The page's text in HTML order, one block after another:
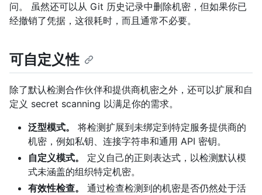
问。 虽然还可以从 Git 历史记录中删除机密，但如果你已
经撤销了凭据，这很耗时，而且通常不必要。
可自定义性
除了默认检测合作伙伴和提供商机密之外，还可以扩展和自
定义 secret scanning 以满足你的需求。
泛型模式。
将检测扩展到未绑定到特定服务提供商的
机密，例如私钥、连接字符串和通用 API 密钥。
自定义模式。
定义自己的正则表达式，以检测默认模
式未涵盖的组织特定机密。
有效性检查。
通过检查检测到的机密是否仍然处于活